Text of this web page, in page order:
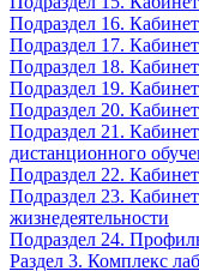
Подраздел 16.
Подраздел 17.
Подраздел 18.
Подраздел 19.
Подраздел 20.
Подраздел 21.
дистанционного
Подраздел 22.
Подраздел 23.
жизнедеятельности
Подраздел 24.
Раздел 3. Комплекс